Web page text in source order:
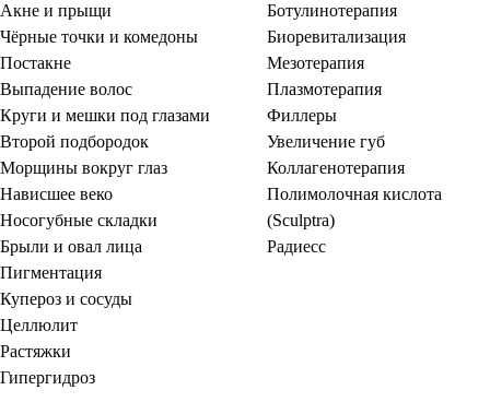
Акне и прыщи
Чёрные точки и комедоны
Постакне
Выпадение волос
Круги и мешки под глазами
Второй подбородок
Морщины вокруг глаз
Нависшее веко
Носогубные складки
Брыли и овал лица
Пигментация
Купероз и сосуды
Целлюлит
Растяжки
Гипергидроз
Ботулинотерапия
Биоревитализация
Мезотерапия
Плазмотерапия
Филлеры
Увеличение губ
Коллагенотерапия
Полимолочная кислота
(Sculptra)
Радиесс